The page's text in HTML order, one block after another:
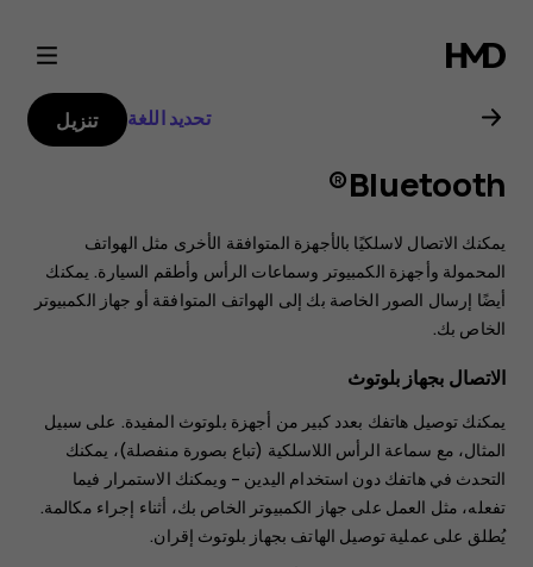
دليل
مستخدم
هاتف
Nokia
2.3
تحديد اللغة تنزيل
Bluetooth®
يمكنك الاتصال لاسلكيًا بالأجهزة المتوافقة الأخرى مثل الهواتف
المحمولة وأجهزة الكمبيوتر وسماعات الرأس وأطقم السيارة. يمكنك
أيضًا إرسال الصور الخاصة بك إلى الهواتف المتوافقة أو جهاز الكمبيوتر
الخاص بك.
الاتصال بجهاز بلوتوث
يمكنك توصيل هاتفك بعدد كبير من أجهزة بلوتوث المفيدة. على سبيل
المثال، مع سماعة الرأس اللاسلكية (تباع بصورة منفصلة)، يمكنك
التحدث في هاتفك دون استخدام اليدين – ويمكنك الاستمرار فيما
تفعله، مثل العمل على جهاز الكمبيوتر الخاص بك، أثناء إجراء مكالمة.
يُطلق على عملية توصيل الهاتف بجهاز بلوتوث إقران.